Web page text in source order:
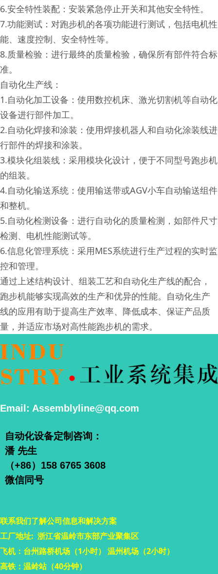
6.安全特性装配：安装紧急停止开关和其他安全特性。
7.功能测试：对跑步机的各项功能进行测试，包括电机性
能、速度控制、安全特性等。
8.质量检验：进行最终的质量检验，确保所有部件符合标
准。
自动化生产线：
1.自动化加工设备：使用数控机床、激光切割机等自动化
设备进行部件加工。
2.自动化焊接和涂装：使用焊接机器人和自动化涂装线进
行部件的焊接和涂装。
3.模块化组装线：采用模块化设计，便于不同型号跑步机
的组装。
4.自动化输送系统：使用输送带或AGV小车自动输送组件
和整机。
5.自动化检测设备：进行自动化的质量检测，如部件尺寸
检测、电机性能测试等。
6.信息化管理系统：采用MES系统进行生产过程的实时监
控和管理。
通过上述结构设计、组装工艺和自动化生产线的配合，
跑步机能够实现高效的生产和优异的性能。自动化生产
线的应用有助于提高生产效率、降低成本、保证产品质
量，并适应市场对高性能跑步机的需求。
自动化设备定制咨询：
潘 先生
（+86）158 6765 3608
微信同号
联系我们了解公司信息和解决方案
工厂地址: 浙江省温岭市东部产业聚集区
飞机：台州路桥机场（1小时） 温州机场（2小时）
高铁：温岭站（40分钟）
Email: Assemblyline@qq.com